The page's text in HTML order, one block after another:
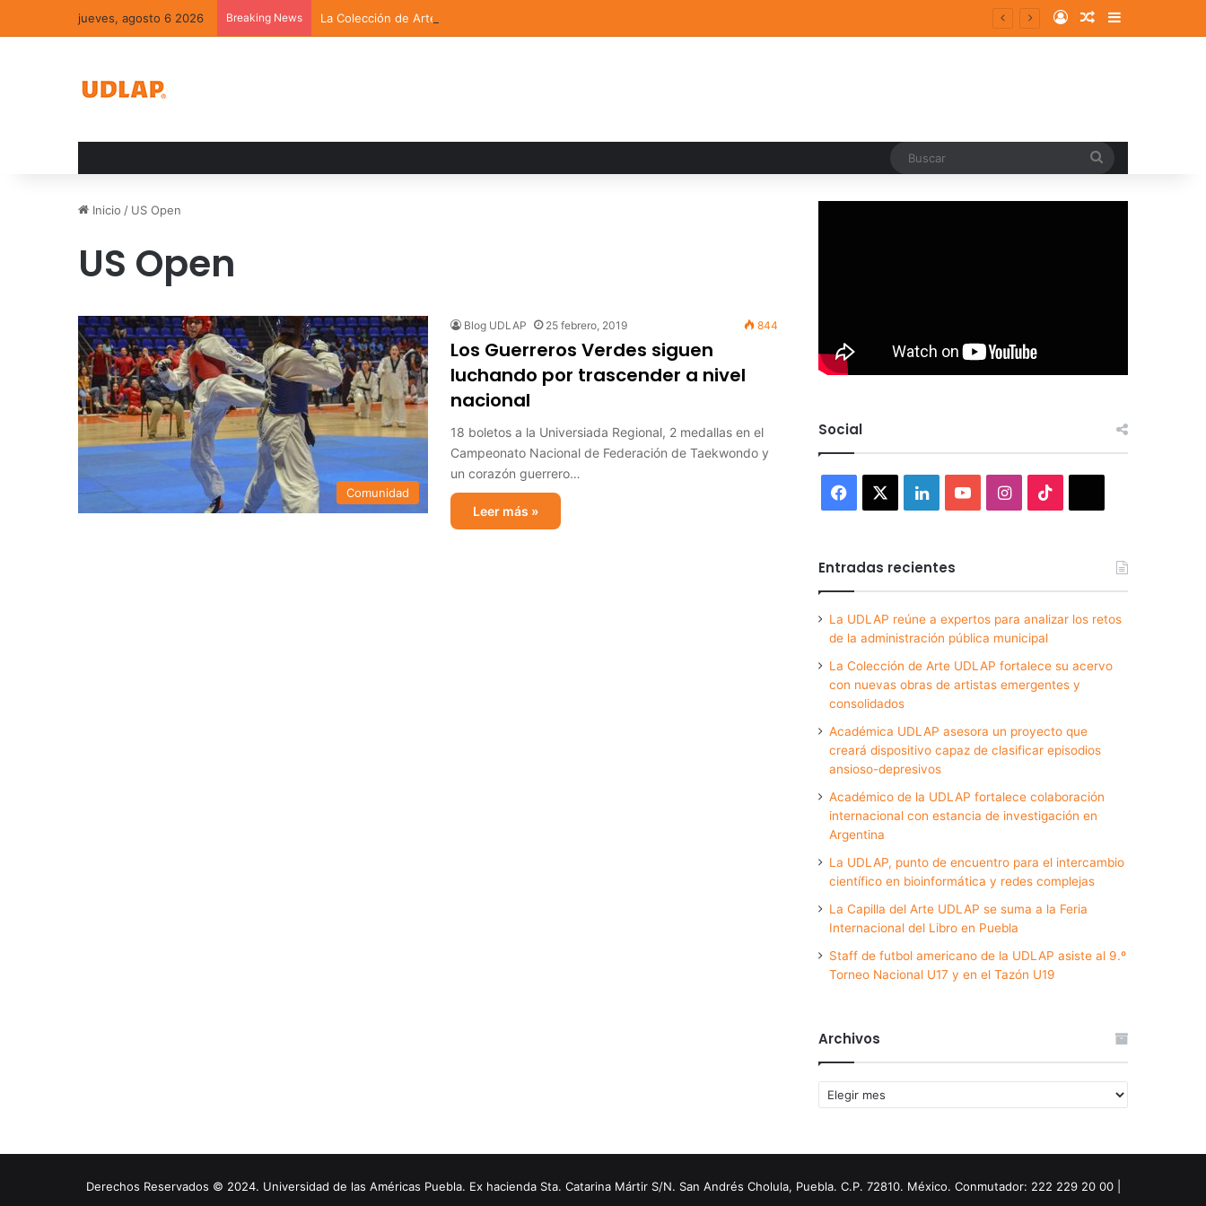
jueves, agosto 6 2026 Breaking News La Colección de Arte UDLAP fortalece su acervo con nuevas obras de artistas emergentes y consolidados Log InRandom Article
Sidebar
Inicio / US Open
US Open
Comunidad
Blog UDLAP 25 febrero, 2019 844
Los Guerreros Verdes siguen
luchando por trascender a nivel
nacional
18 boletos a la Universiada Regional, 2 medallas en el
Campeonato Nacional de Federación de Taekwondo y
un corazón guerrero…
Leer más »
Social
Facebook LinkedInYouTubeInstagram
Entradas recientes
La UDLAP reúne a expertos para analizar los retos
de la administración pública municipal
La Colección de Arte UDLAP fortalece su acervo
con nuevas obras de artistas emergentes y
consolidados
Académica UDLAP asesora un proyecto que
creará dispositivo capaz de clasificar episodios
ansioso-depresivos
Académico de la UDLAP fortalece colaboración
internacional con estancia de investigación en
Argentina
La UDLAP, punto de encuentro para el intercambio
científico en bioinformática y redes complejas
La Capilla del Arte UDLAP se suma a la Feria
Internacional del Libro en Puebla
Staff de futbol americano de la UDLAP asiste al 9.º
Torneo Nacional U17 y en el Tazón U19
Archivos
Archivos
Derechos Reservados © 2024. Universidad de las Américas Puebla. Ex hacienda Sta. Catarina Mártir S/N. San Andrés Cholula, Puebla. C.P. 72810. México. Conmutador: 222 229 20 00 |